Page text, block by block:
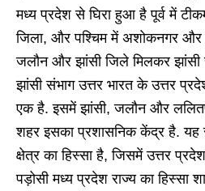
मध्य प्रदेश से घिरा हुआ है पूर्व में
जिला, और पश्चिम में अशोकनगर और
जलौन और झांसी जिले मिलकर झांसी
झांसी संभाग उत्तर भारत के उत्तर
एक है. इसमें झांसी, जलौन और
शहर इसका प्रशासनिक केंद्र है. यह
क्षेत्र का हिस्सा है, जिसमें उत्तर
पड़ोसी मध्य प्रदेश राज्य का हिस्सा